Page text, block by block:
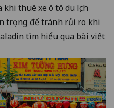
thuê xe ô tô du lịch
trọng để tránh rủi ro khi
tìm hiểu qua bài viết